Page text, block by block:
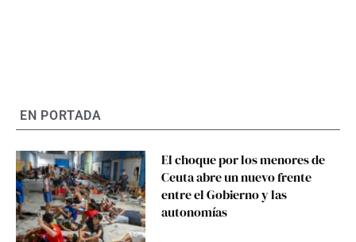
EN PORTADA
El choque por los menores de
Ceuta abre un nuevo frente
entre el Gobierno y las
autonomías